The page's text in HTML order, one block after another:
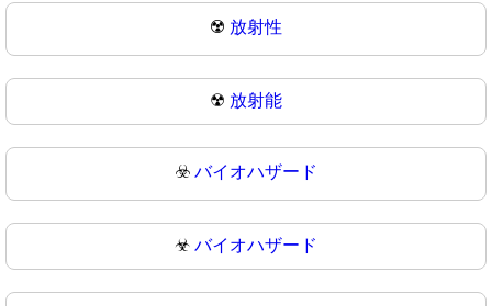
☢️ 放射性
☢ 放射能
☣️ バイオハザード
☣ バイオハザード